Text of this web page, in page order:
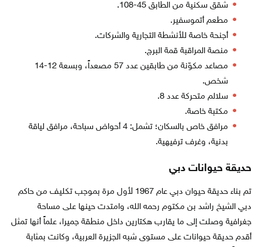
شقق سكنية من الطابق 45-108.
مطعم أتموسفير.
أجنحة خاصة للأنشطة التجارية والشركات.
منصة المراقبة قمة البرج.
مصاعد مكوّنة من طابقين عدد 57 مصعداً، وبسعة 12-14
شخص.
سلالم متحركة عدد 8.
مكتبة خاصة.
مرافق خاص بالسكان؛ تشمل: 4 أحواض سباحة، مرافق لياقة
بدنية، وغرف ترفيهية.
حديقة حيوانات دبي
تم بناء حديقة حيوان دبي عام 1967 لأول مرة بموجب تكليف من حاكم
دبي الشيخ راشد بن مكتوم رحمه الله، وامتدت حينها على مساحة
جغرافية وصلت إلى ما يقارب هكتارين داخل منطقة جميرا، علماً أنها تمثل
أقدم حديقة حيوانات على مستوى شبه الجزيرة العربية، وكانت بمثابة